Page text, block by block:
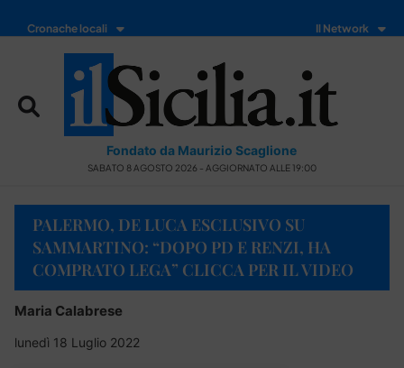
Cronache locali Il Network
Fondato da Maurizio Scaglione
SABATO 8 AGOSTO 2026 - AGGIORNATO ALLE 19:00
PALERMO, DE LUCA ESCLUSIVO SU
SAMMARTINO: “DOPO PD E RENZI, HA
COMPRATO LEGA” CLICCA PER IL VIDEO
Maria Calabrese
lunedì 18 Luglio 2022